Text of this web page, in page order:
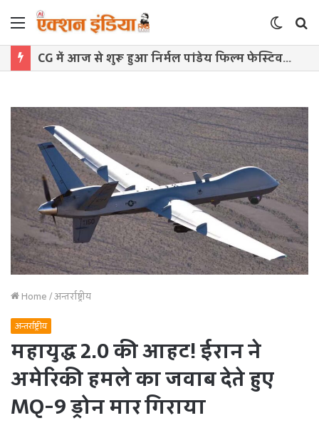
Menu
Switch
skin
CG में आज से शुरू हुआ निर्मल पांडेय फिल्म फेस्टिवल, सिनेमा प्रेमियों में दिखा उत्साह
Home/अन्तर्राष्ट्रीय
अन्तर्राष्ट्रीय
महायुद्ध 2.0 की आहट! ईरान ने
अमेरिकी हमले का जवाब देते हुए
MQ-9 ड्रोन मार गिराया